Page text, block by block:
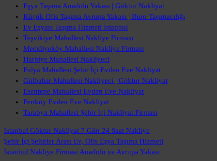
Eşya Taşıma Anadolu Yakası | Göktur Nakliyat
Küçük Ofis Taşıma Avrupa Yakası | Büro Taşımacılığı
Ev Eşyası Taşıma Hizmeti İstanbul
Teşvikiye Mahallesi Nakliye Firması
Mecidiyeköy Mahallesi Nakliye Firması
Harbiye Mahallesi Nakliyeci
Fulya Mahallesi Şehir İçi Evden Eve Nakliyat
Gülbahar Mahallesi Nakliyeci | Göktur Nakliyat
Esentepe Mahallesi Evden Eve Nakliyat
Feriköy Evden Eve Nakliyat
Tarabya Mahallesi Şehir İçi Nakliyat Firması
İstanbul Göktur Nakliyat 7 Gün 24 Saat Nakliye
Şehir İçi Şehirler Arası Ev, Ofis Eşya Taşıma Hizmeti
İstanbul Nakliye Firması Anadolu ve Avrupa Yakası